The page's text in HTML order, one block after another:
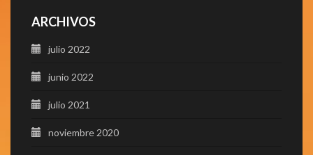
ARCHIVOS
julio 2022
junio 2022
julio 2021
noviembre 2020